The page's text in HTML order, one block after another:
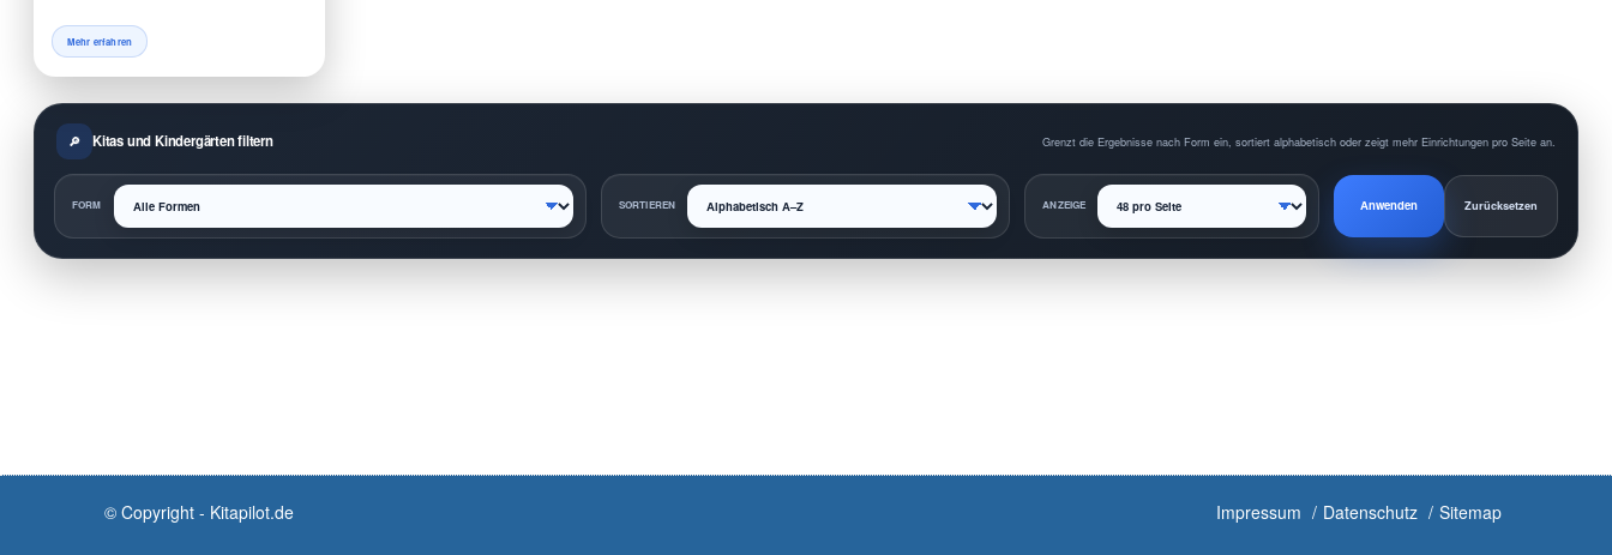
Mehr erfahren
Kitas und Kindergärten filtern Grenzt die Ergebnisse nach Form ein, sortiert alphabetisch oder zeigt mehr Einrichtungen pro Seite an.
FORM SORTIEREN ANZEIGE Anwenden Zurücksetzen
© Copyright - Kitapilot.de Impressum Datenschutz Sitemap